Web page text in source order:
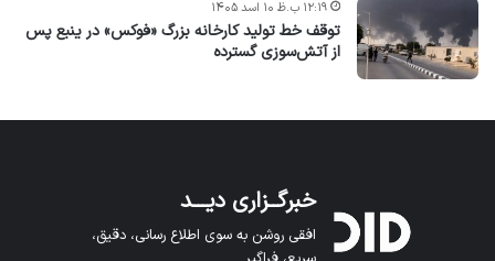
توقف خط تولید کارخانه بزرگ «فوکس» در ینبع پس
از آتش‌سوزی گسترده
۱۲:۱۹ ب.ظ ۱۰ اسد ۱۴۰۵
خبرگــزاری دیـــد
افقی روشن به سوی اطلاع رسانی، دقیق،